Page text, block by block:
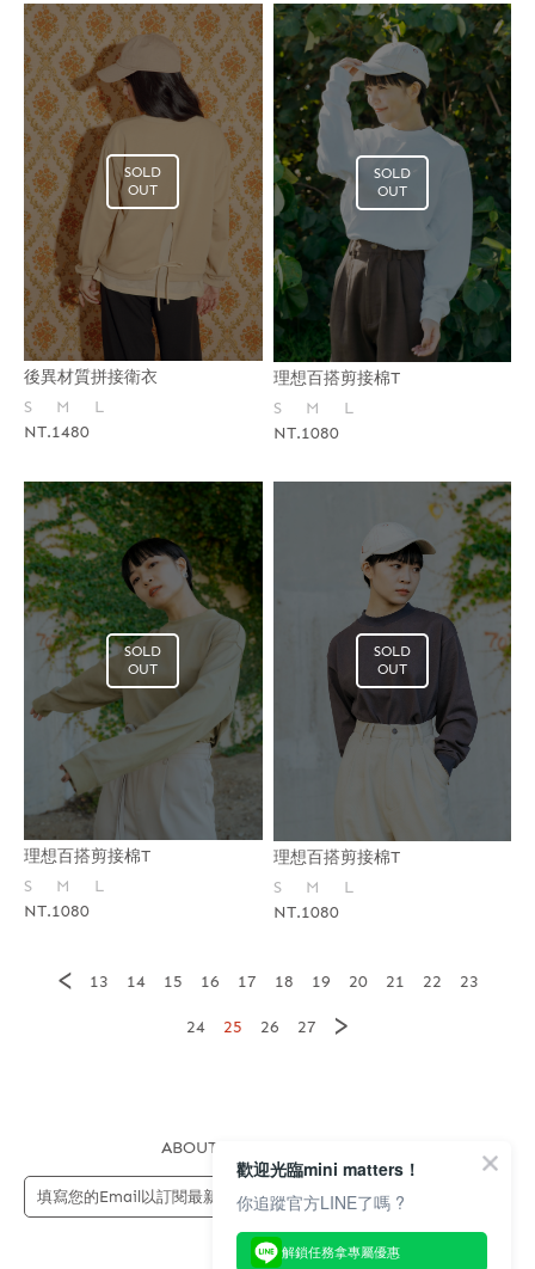
SOLD
OUT
後異材質拼接衛衣
S
M
L
NT.1480
SOLD
OUT
理想百搭剪接棉T
S
M
L
NT.1080
SOLD
OUT
理想百搭剪接棉T
S
M
L
NT.1080
SOLD
OUT
理想百搭剪接棉T
S
M
L
NT.1080
< 13 14 15 16 17 18 19 20 21 22 23
24 25 26 27 >
ABOUT US
歡迎光臨mini matters！
你追蹤官方LINE了嗎 ?
解鎖任務拿專屬優惠